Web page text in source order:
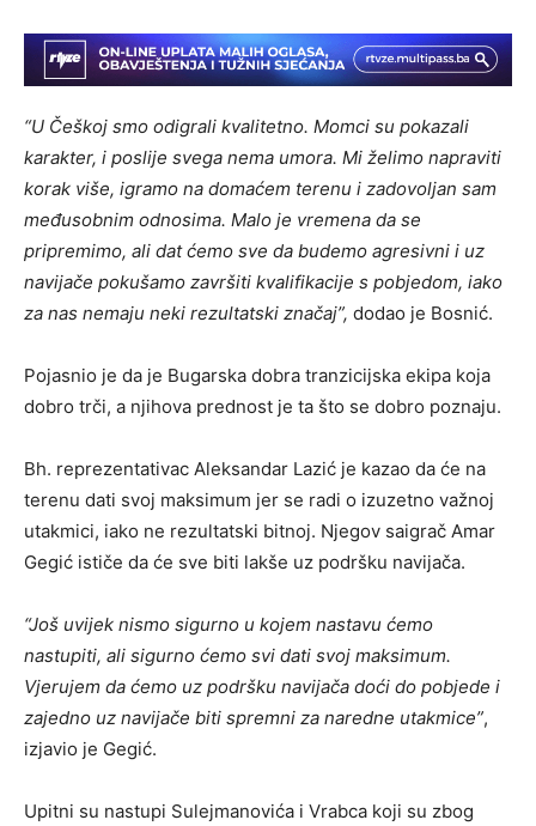
“U Češkoj smo odigrali kvalitetno. Momci su pokazali
karakter, i poslije svega nema umora. Mi želimo napraviti
korak više, igramo na domaćem terenu i zadovoljan sam
međusobnim odnosima. Malo je vremena da se
pripremimo, ali dat ćemo sve da budemo agresivni i uz
navijače pokušamo završiti kvalifikacije s pobjedom, iako
za nas nemaju neki rezultatski značaj”, dodao je Bosnić.
Pojasnio je da je Bugarska dobra tranzicijska ekipa koja
dobro trči, a njihova prednost je ta što se dobro poznaju.
Bh. reprezentativac Aleksandar Lazić je kazao da će na
terenu dati svoj maksimum jer se radi o izuzetno važnoj
utakmici, iako ne rezultatski bitnoj. Njegov saigrač Amar
Gegić ističe da će sve biti lakše uz podršku navijača.
“Još uvijek nismo sigurno u kojem nastavu ćemo
nastupiti, ali sigurno ćemo svi dati svoj maksimum.
Vjerujem da ćemo uz podršku navijača doći do pobjede i
zajedno uz navijače biti spremni za naredne utakmice”,
izjavio je Gegić.
Upitni su nastupi Sulejmanovića i Vrabca koji su zbog